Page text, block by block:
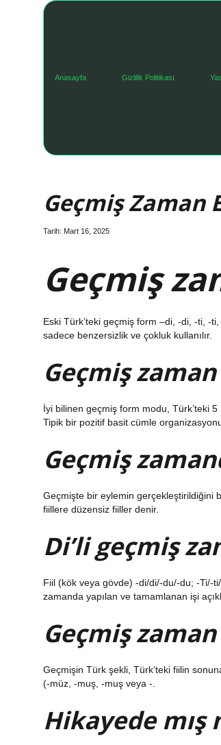
Anasayfa Gizlilik Politikası
Geçmiş Zaman
Tarih: Mart 16, 2025
Geçmiş
Eski Türk’teki geçmiş form –di, -di, -ti, -
sadece benzersizlik ve çokluk kullanılır.
Geçmiş
İyi bilinen geçmiş form modu, Türk’teki
Tipik bir pozitif basit cümle
Geçmiş
Geçmişte bir eylemin gerçekleştirildiğini
fiillere düzensiz fiiller denir.
Di’li geçmiş
Fiil (kök veya gövde) -di/di/-du/-du; -Ti/-
zamanda yapılan ve tamamlanan işi
Geçmiş zaman
Geçmişin Türk şekli, Türk’teki fiilin
(-müz, -muş, -muş veya -.
Hikayede mış